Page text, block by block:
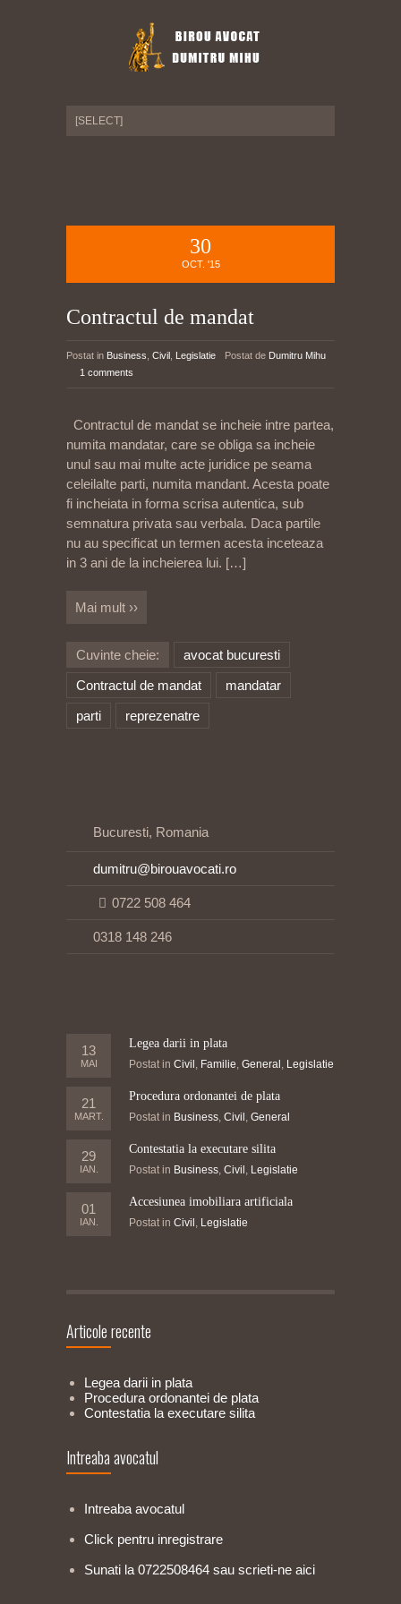
30
OCT. '15
Contractul de mandat
Postat in Business Civil Legislatie Postat de Dumitru Mihu
1 comments
Contractul de mandat se incheie intre partea,
numita mandatar, care se obliga sa incheie
unul sau mai multe acte juridice pe seama
celeilalte parti, numita mandant. Acesta poate
fi incheiata in forma scrisa autentica, sub
semnatura privata sau verbala. Daca partile
nu au specificat un termen acesta inceteaza
in 3 ani de la incheierea lui. […]
Mai mult ››
Cuvinte cheie:
avocat bucuresti
Contractul de mandat
mandatar
parti
reprezenatre
Bucuresti, Romania
dumitru@birouavocati.ro
0722 508 464
0318 148 246
13
MAI
Legea darii in plata
Postat in Civil , Familie, General , Legislatie
21
MART.
Procedura ordonantei de plata
Postat in Business, Civil , General
29
IAN.
Contestatia la executare silita
Postat in Business, Civil , Legislatie
01
IAN.
Accesiunea imobiliara artificiala
Postat in Civil , Legislatie
Articole recente
Legea darii in plata
Procedura ordonantei de plata
Contestatia la executare silita
Intreaba avocatul
Intreaba avocatul
Click pentru inregistrare
Sunati la 0722508464 sau scrieti-ne aici